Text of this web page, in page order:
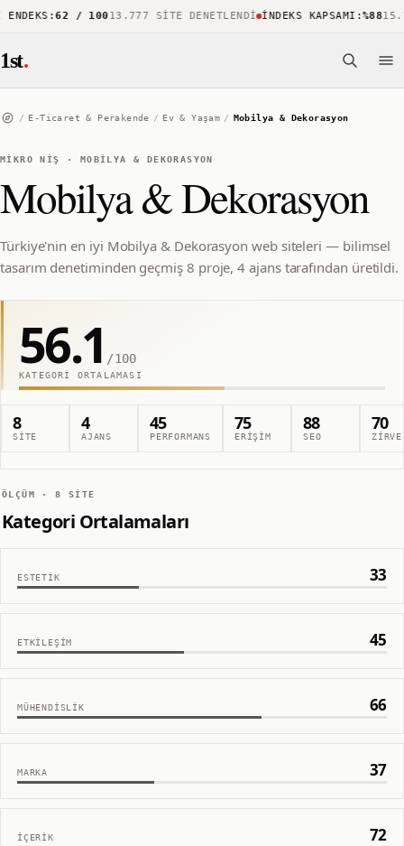
:62 / 10013.777 SITE DENETLENDI İNDEKS KAPSAMI:%88
1st.
/ E-Ticaret & Perakende / Ev & Yaşam / Mobilya & Dekorasyon
MIKRO NIŞ · MOBILYA & DEKORASYON
Mobilya & Dekorasyon
Türkiye'nin en iyi Mobilya & Dekorasyon web siteleri — bilimsel
tasarım denetiminden geçmiş 8 proje, 4 ajans tarafından üretildi.
56.1 /100
KATEGORI ORTALAMASI
8
SITE
4
AJANS
45
PERFORMANS
75
ERIŞIM
88
SEO
70
ZIRVE
ÖLÇÜM ·8 SITE
Kategori Ortalamaları
ESTETIK 33
ETKILEŞIM 45
MÜHENDISLIK 66
MARKA 37
İÇERIK 72